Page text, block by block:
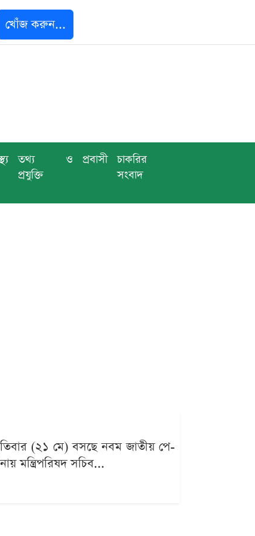
খোঁজ করুন...
তথ্য ও
প্রযুক্তি
প্রবাসী
চাকরির
সংবাদ
(২১ মে) বসছে নবম জাতীয় পে-
মন্ত্রিপরিষদ সচিব...